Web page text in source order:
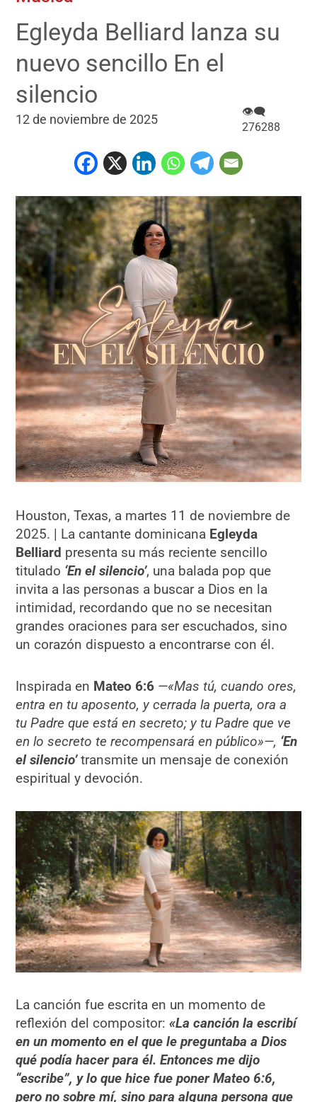
Egleyda Belliard lanza su
nuevo sencillo En el
silencio
12 de noviembre de 2025
👁‍🗨
276288
Houston, Texas, a martes 11 de noviembre de
2025. | La cantante dominicana Egleyda
Belliard presenta su más reciente sencillo
titulado ‘En el silencio’, una balada pop que
invita a las personas a buscar a Dios en la
intimidad, recordando que no se necesitan
grandes oraciones para ser escuchados, sino
un corazón dispuesto a encontrarse con él.
Inspirada en Mateo 6:6 —«Mas tú, cuando ores,
entra en tu aposento, y cerrada la puerta, ora a
tu Padre que está en secreto; y tu Padre que ve
en lo secreto te recompensará en público»—, ‘En
el silencio’transmite un mensaje de conexión
espiritual y devoción.
La canción fue escrita en un momento de
reflexión del compositor:«La canción la escribí
en un momento en el que le preguntaba a Dios
qué podía hacer para él. Entonces me dijo
“escribe”, y lo que hice fue poner Mateo 6:6,
pero no sobre mí, sino para alguna persona que